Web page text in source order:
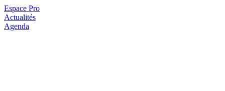
Espace Pro
Actualités
Agenda